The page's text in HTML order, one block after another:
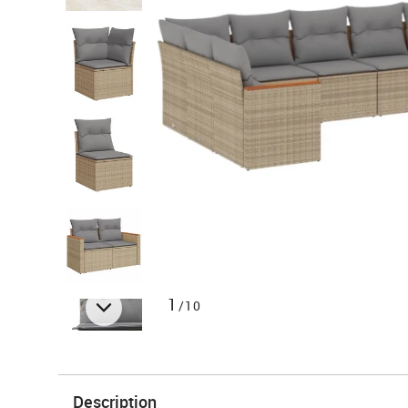
1 /10
Description